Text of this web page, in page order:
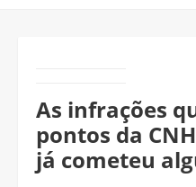
As infrações
pontos da
já cometeu